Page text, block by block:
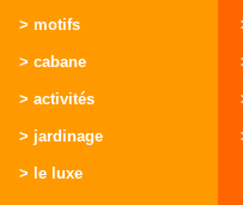
> motifs
> cabane
> activités
> jardinage
> le luxe